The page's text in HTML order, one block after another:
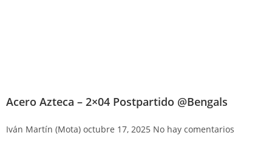
Acero Azteca – 2×04 Postpartido @Bengals
Iván Martín (Mota) octubre 17, 2025 No hay comentarios